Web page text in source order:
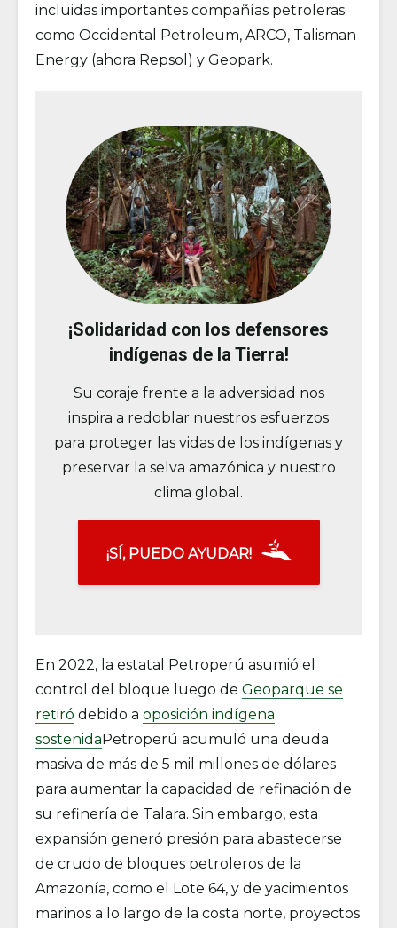
incluidas importantes compañías petroleras
como Occidental Petroleum, ARCO, Talisman
Energy (ahora Repsol) y Geopark.
¡Solidaridad con los defensores
indígenas de la Tierra!
Su coraje frente a la adversidad nos
inspira a redoblar nuestros esfuerzos
para proteger las vidas de los indígenas y
preservar la selva amazónica y nuestro
clima global.
¡SÍ, PUEDO AYUDAR!
En 2022, la estatal Petroperú asumió el
control del bloque luego de Geoparque se
retiró debido a oposición indígena
sostenidaPetroperú acumuló una deuda
masiva de más de 5 mil millones de dólares
para aumentar la capacidad de refinación de
su refinería de Talara. Sin embargo, esta
expansión generó presión para abastecerse
de crudo de bloques petroleros de la
Amazonía, como el Lote 64, y de yacimientos
marinos a lo largo de la costa norte, proyectos